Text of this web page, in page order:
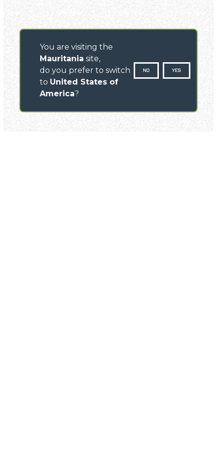
You are visiting the
Mauritania site,
do you prefer to switch
to United States of
America?
NO YES